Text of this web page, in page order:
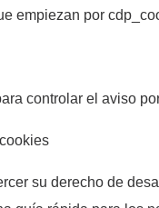
empiezan por
controlar el aviso
su derecho de